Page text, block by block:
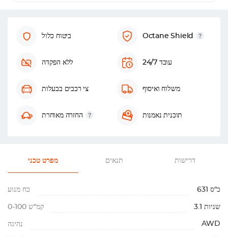
ביטוח כלול Octane Shield
ללא הפקדה עובד 24/7
צי רכבים בבעלות משלוח ואיסוף
החזרה מאוחרת תוכנית נאמנות
מפרט טכני תנאים דרישות
כח מנוע 631 כ"ס
0-100 קמ"ש 3.1 שניות
נהיגה AWD